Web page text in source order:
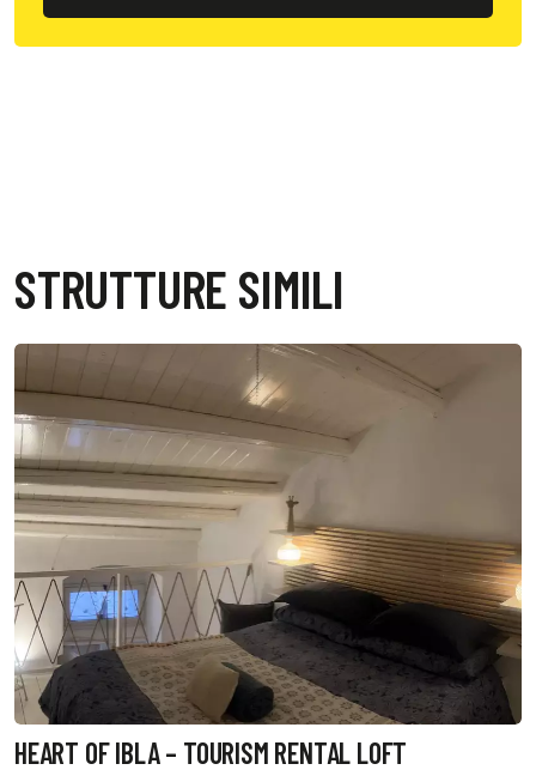
STRUTTURE SIMILI
HEART OF IBLA – TOURISM RENTAL LOFT